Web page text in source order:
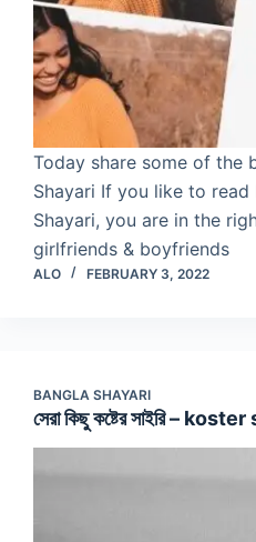
Today share some of the
Shayari If you like to read
Shayari, you are in the
girlfriends & boyfriends
ALO FEBRUARY 3, 2022
BANGLA SHAYARI
সেরা কিছু কষ্টের সাইরি –